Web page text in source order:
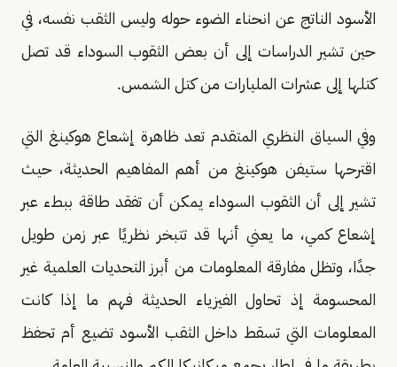
الأسود الناتج عن انحناء الضوء حوله وليس الثقب نفسه، في
حين تشير الدراسات إلى أن بعض الثقوب السوداء قد تصل
كتلها إلى عشرات المليارات من كتل الشمس.
وفي السياق النظري المتقدم تعد ظاهرة إشعاع هوكينغ التي
اقترحها ستيفن هوكينغ من أهم المفاهيم الحديثة، حيث
تشير إلى أن الثقوب السوداء يمكن أن تفقد طاقة ببطء عبر
إشعاع كمي، ما يعني أنها قد تتبخر نظريًا عبر زمن طويل
جدًا، وتظل مفارقة المعلومات من أبرز التحديات العلمية غير
المحسومة إذ تحاول الفيزياء الحديثة فهم ما إذا كانت
المعلومات التي تسقط داخل الثقب الأسود تضيع أم تحفظ